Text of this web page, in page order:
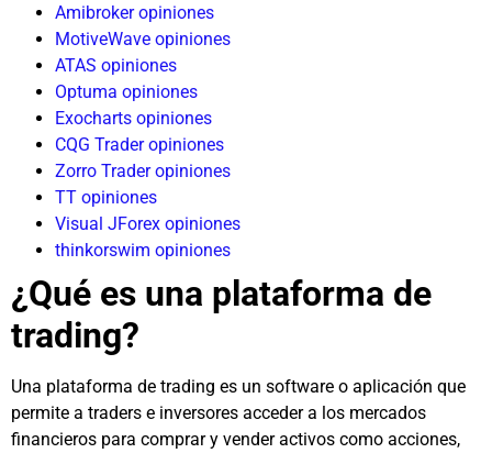
Amibroker opiniones
MotiveWave opiniones
ATAS opiniones
Optuma opiniones
Exocharts opiniones
CQG Trader opiniones
Zorro Trader opiniones
TT opiniones
Visual JForex opiniones
thinkorswim opiniones
¿Qué es una plataforma de
trading?
Una plataforma de trading es un software o aplicación que
permite a traders e inversores acceder a los mercados
financieros para comprar y vender activos como acciones,